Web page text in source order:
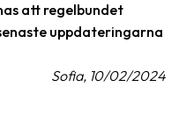
att regelbundet
uppdateringarna
Sofia, 10/02/2024